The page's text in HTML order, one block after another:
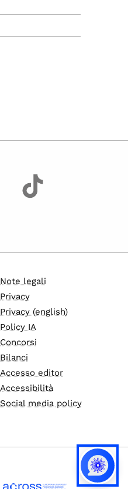
Note legali
Privacy
Privacy (english)
Policy IA
Concorsi
Bilanci
Accesso editor
Accessibilità
Social media policy